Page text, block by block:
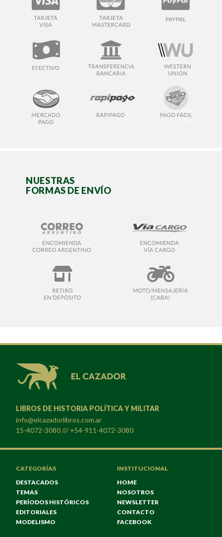
NUESTRAS
FORMAS DE ENVÍO
LIBROS DE HISTORIA POLÍTICA Y MILITAR
info@elcazadorlibros.com.ar
15-4072-3080 /// +54-911-4072-3080
CATEGORÍAS
DESTACADOS
TEMAS
PERÍODOS HISTÓRICOS
EDITORIALES
MODELISMO
INSTITUCIONAL
HOME
NOSOTROS
NEWSLETTER
CONTACTO
FACEBOOK